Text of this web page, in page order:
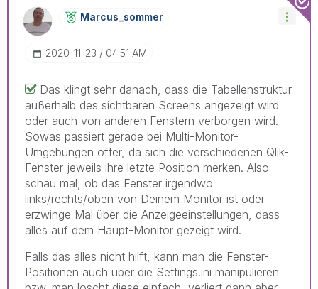
Marcus_sommer
‎2020-11-23 04:51 AM
Das klingt sehr danach, dass die Tabellenstruktur
außerhalb des sichtbaren Screens angezeigt wird
oder auch von anderen Fenstern verborgen wird.
Sowas passiert gerade bei Multi-Monitor-
Umgebungen öfter, da sich die verschiedenen Qlik-
Fenster jeweils ihre letzte Position merken. Also
schau mal, ob das Fenster irgendwo
links/rechts/oben von Deinem Monitor ist oder
erzwinge Mal über die Anzeigeeinstellungen, dass
alles auf dem Haupt-Monitor gezeigt wird.
Falls das alles nicht hilft, kann man die Fenster-
Positionen auch über die Settings.ini manipulieren